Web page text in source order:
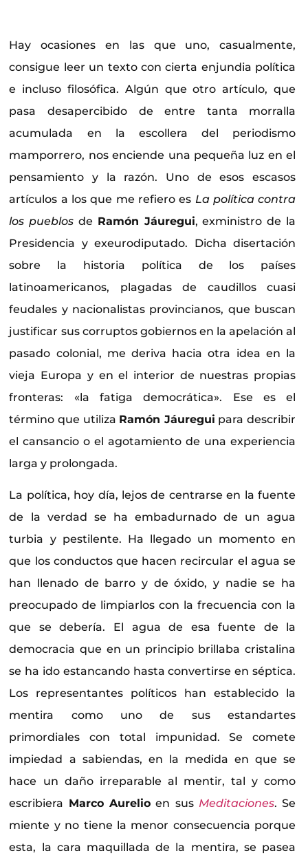
Hay ocasiones en las que uno, casualmente,
consigue leer un texto con cierta enjundia política
e incluso filosófica. Algún que otro artículo, que
pasa desapercibido de entre tanta morralla
acumulada en la escollera del periodismo
mamporrero, nos enciende una pequeña luz en el
pensamiento y la razón. Uno de esos escasos
artículos a los que me refiero es La política contra
los pueblos de Ramón Jáuregui, exministro de la
Presidencia y exeurodiputado. Dicha disertación
sobre la historia política de los países
latinoamericanos, plagadas de caudillos cuasi
feudales y nacionalistas provincianos, que buscan
justificar sus corruptos gobiernos en la apelación al
pasado colonial, me deriva hacia otra idea en la
vieja Europa y en el interior de nuestras propias
fronteras: «la fatiga democrática». Ese es el
término que utiliza Ramón Jáuregui para describir
el cansancio o el agotamiento de una experiencia
larga y prolongada.
La política, hoy día, lejos de centrarse en la fuente
de la verdad se ha embadurnado de un agua
turbia y pestilente. Ha llegado un momento en
que los conductos que hacen recircular el agua se
han llenado de barro y de óxido, y nadie se ha
preocupado de limpiarlos con la frecuencia con la
que se debería. El agua de esa fuente de la
democracia que en un principio brillaba cristalina
se ha ido estancando hasta convertirse en séptica.
Los representantes políticos han establecido la
mentira como uno de sus estandartes
primordiales con total impunidad. Se comete
impiedad a sabiendas, en la medida en que se
hace un daño irreparable al mentir, tal y como
escribiera Marco Aurelio en sus Meditaciones. Se
miente y no tiene la menor consecuencia porque
esta, la cara maquillada de la mentira, se pasea